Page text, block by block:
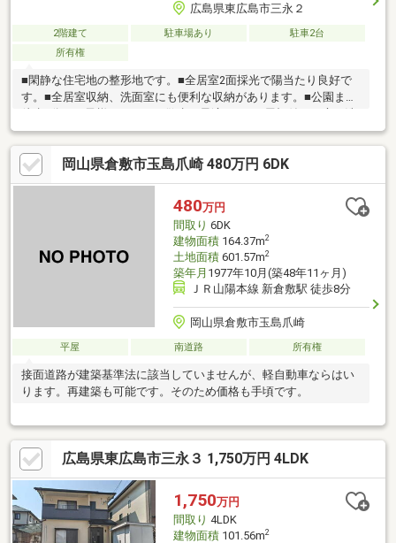
広島県東広島市三永２
2階建て 駐車場あり
駐車2台
所有権
■閑静な住宅地の整形地です。■全居室2面採光で陽当たり良好で
す。■全居室収納、洗面室にも便利な収納があります。■公園まで
濯物を干したり、BBQを楽しむことはもちろん、お子様やペット
のプレイスペースとしても！現地見学をお希望の場合は、見学予
約からまたはお気軽にお問い合わせください。
岡山県倉敷市玉島爪崎 480万円 6DK
480万円
間取り 6DK
建物面積164.37m2
土地面積601.57m2
築年月 1977年10月(築48年11ヶ月)
ＪＲ山陽本線 新倉敷駅 徒歩8分
岡山県倉敷市玉島爪崎
平屋 南道路 所有権
接面道路が建築基準法に該当していませんが、軽自動車ならはい
ります。再建築も可能です。そのため価格も手頃です。
広島県東広島市三永３ 1,750万円 4LDK
1,750万円
間取り 4LDK
建物面積101.56m2